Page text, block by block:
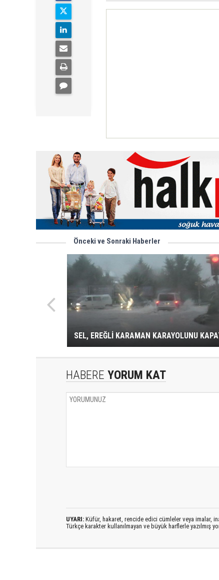
Önceki ve Sonraki Haberler
SEL, EREĞLİ KARAMAN KARAYOLUNU
HABERE YORUM KAT
UYARI: Küfür, hakaret, rencide edici cümleler veya imalar,
Türkçe karakter kullanılmayan ve büyük harflerle yazılmış